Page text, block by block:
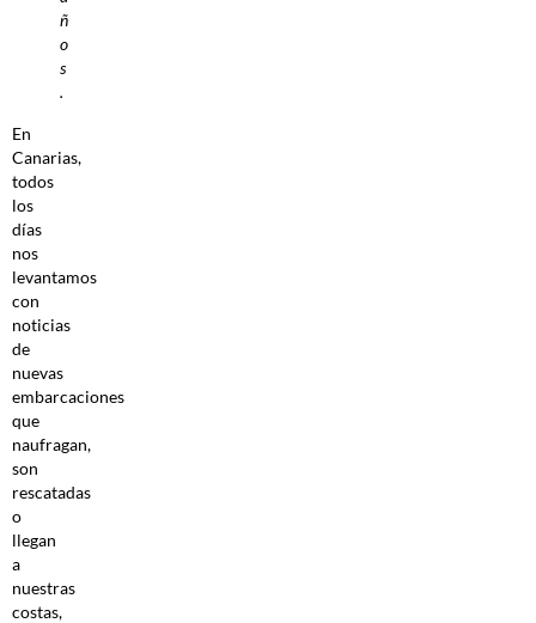
ñ
o
s
.
En
Canarias,
todos
los
días
nos
levantamos
con
noticias
de
nuevas
embarcaciones
que
naufragan,
son
rescatadas
o
llegan
a
nuestras
costas,